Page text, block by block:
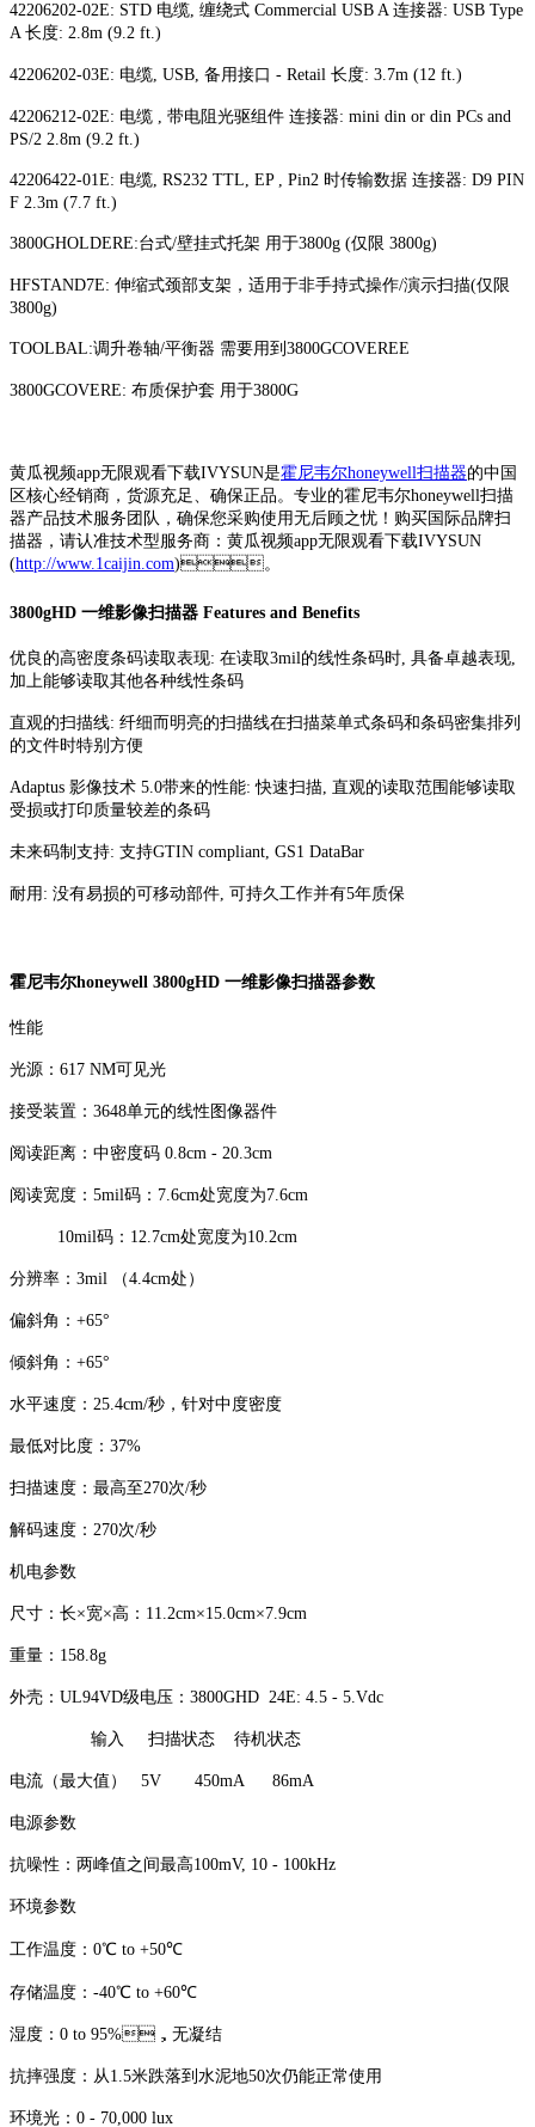
42206202-02E: STD 电缆, 缠绕式 Commercial USB A 连接器: USB Type
A 长度: 2.8m (9.2 ft.)
42206202-03E: 电缆, USB, 备用接口 - Retail 长度: 3.7m (12 ft.)
42206212-02E: 电缆 , 带电阻光驱组件 连接器: mini din or din PCs and
PS/2 2.8m (9.2 ft.)
42206422-01E: 电缆, RS232 TTL, EP , Pin2 时传输数据 连接器: D9 PIN
F 2.3m (7.7 ft.)
3800GHOLDERE:台式/壁挂式托架 用于3800g (仅限 3800g)
HFSTAND7E: 伸缩式颈部支架，适用于非手持式操作/演示扫描(仅限
3800g)
TOOLBAL:调升卷轴/平衡器 需要用到3800GCOVEREE
3800GCOVERE: 布质保护套 用于3800G
黄瓜视频app无限观看下载IVYSUN是霍尼韦尔honeywell扫描器的中国
区核心经销商，货源充足、确保正品。专业的霍尼韦尔honeywell扫描
器产品技术服务团队，确保您采购使用无后顾之忧！购买国际品牌扫
描器，请认准技术型服务商：黄瓜视频app无限观看下载IVYSUN
(http://www.1caijin.com)。
3800gHD 一维影像扫描器 Features and Benefits
优良的高密度条码读取表现: 在读取3mil的线性条码时, 具备卓越表现,
加上能够读取其他各种线性条码
直观的扫描线: 纤细而明亮的扫描线在扫描菜单式条码和条码密集排列
的文件时特别方便
Adaptus 影像技术 5.0带来的性能: 快速扫描, 直观的读取范围能够读取
受损或打印质量较差的条码
未来码制支持: 支持GTIN compliant, GS1 DataBar
耐用: 没有易损的可移动部件, 可持久工作并有5年质保
霍尼韦尔honeywell 3800gHD 一维影像扫描器参数
性能
光源：617 NM可见光
接受装置：3648单元的线性图像器件
阅读距离：中密度码 0.8cm - 20.3cm
阅读宽度：5mil码：7.6cm处宽度为7.6cm
10mil码：12.7cm处宽度为10.2cm
分辨率：3mil （4.4cm处）
偏斜角：+65°
倾斜角：+65°
水平速度：25.4cm/秒，针对中度密度
最低对比度：37%
扫描速度：最高至270次/秒
解码速度：270次/秒
机电参数
尺寸：长×宽×高：11.2cm×15.0cm×7.9cm
重量：158.8g
外壳：UL94VD级电压：3800GHD 24E: 4.5 - 5.Vdc
输入 扫描状态 待机状态
电流（最大值） 5V 450mA 86mA
电源参数
抗噪性：两峰值之间最高100mV, 10 - 100kHz
环境参数
工作温度：0℃ to +50℃
存储温度：-40℃ to +60℃
湿度：0 to 95%，无凝结
抗摔强度：从1.5米跌落到水泥地50次仍能正常使用
环境光：0 - 70,000 lux